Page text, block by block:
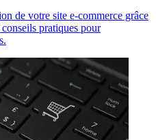
de votre site e-commerce grâce
pratiques pour